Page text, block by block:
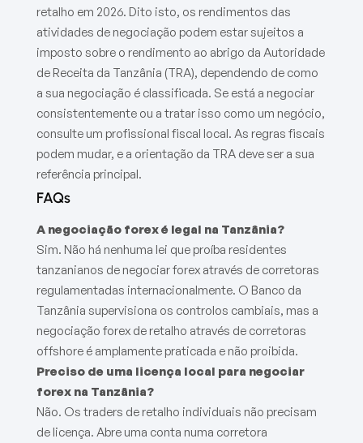
retalho em 2026. Dito isto, os rendimentos das
atividades de negociação podem estar sujeitos a
imposto sobre o rendimento ao abrigo da Autoridade
de Receita da Tanzânia (TRA), dependendo de como
a sua negociação é classificada. Se está a negociar
consistentemente ou a tratar isso como um negócio,
consulte um profissional fiscal local. As regras fiscais
podem mudar, e a orientação da TRA deve ser a sua
referência principal.
FAQs
A negociação forex é legal na Tanzânia?
Sim. Não há nenhuma lei que proíba residentes
tanzanianos de negociar forex através de corretoras
regulamentadas internacionalmente. O Banco da
Tanzânia supervisiona os controlos cambiais, mas a
negociação forex de retalho através de corretoras
offshore é amplamente praticada e não proibida.
Preciso de uma licença local para negociar
forex na Tanzânia?
Não. Os traders de retalho individuais não precisam
de licença. Abre uma conta numa corretora